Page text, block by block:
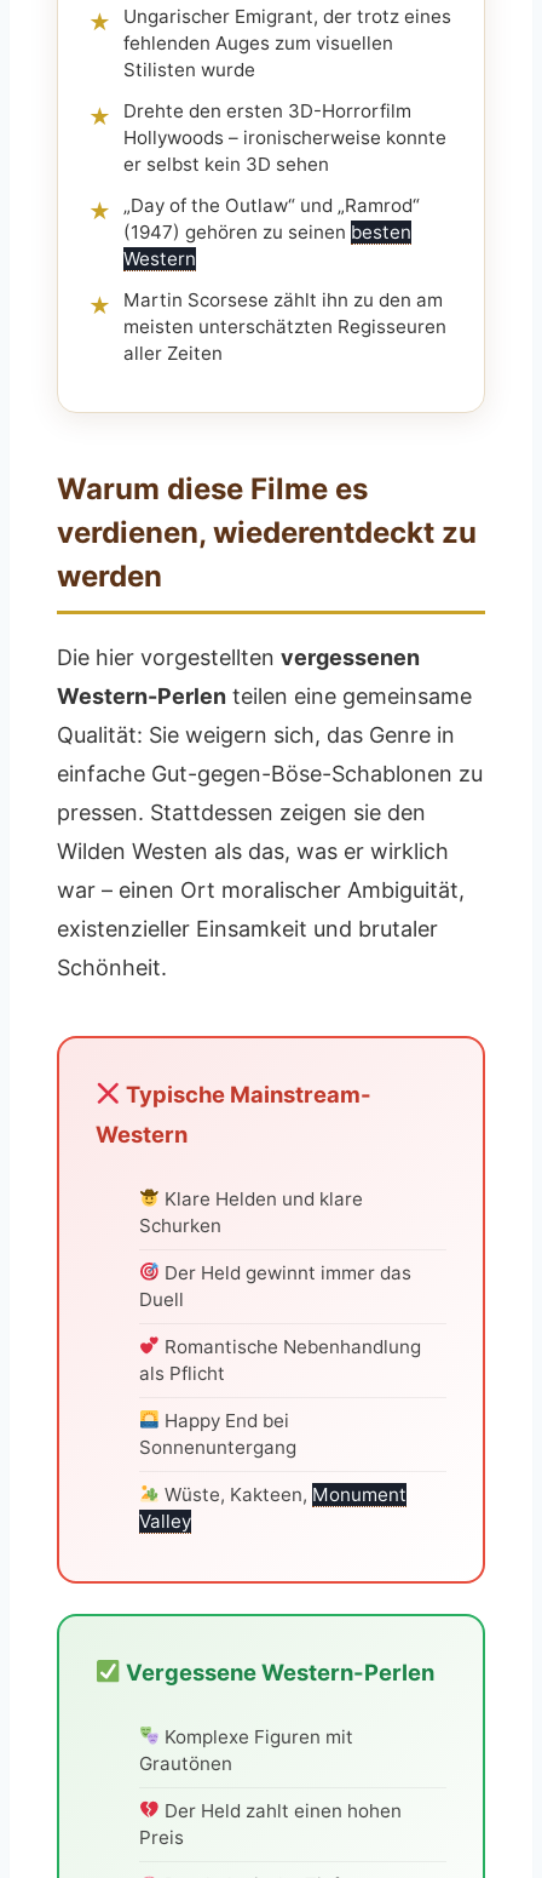
★
Ungarischer Emigrant, der trotz eines
fehlenden Auges zum visuellen
Stilisten wurde
★
Drehte den ersten 3D-Horrorfilm
Hollywoods – ironischerweise konnte
er selbst kein 3D sehen
★
„Day of the Outlaw“ und „Ramrod“
(1947) gehören zu seinen besten
Western
★
Martin Scorsese zählt ihn zu den am
meisten unterschätzten Regisseuren
aller Zeiten
Warum diese Filme es
verdienen, wiederentdeckt zu
werden
Die hier vorgestellten vergessenen
Western-Perlen teilen eine gemeinsame
Qualität: Sie weigern sich, das Genre in
einfache Gut-gegen-Böse-Schablonen zu
pressen. Stattdessen zeigen sie den
Wilden Westen als das, was er wirklich
war – einen Ort moralischer Ambiguität,
existenzieller Einsamkeit und brutaler
Schönheit.
Typische Mainstream-
Western
Klare Helden und klare
Schurken
Der Held gewinnt immer das
Duell
Romantische Nebenhandlung
als Pflicht
Happy End bei
Sonnenuntergang
Wüste, Kakteen, Monument
Valley
Vergessene Western-Perlen
Komplexe Figuren mit
Grautönen
Der Held zahlt einen hohen
Preis